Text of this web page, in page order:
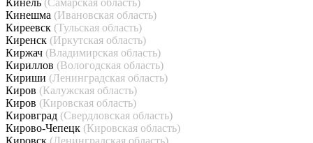
Кинель (Самарская область)
Кинешма (Ивановская область)
Киреевск (Тульская область)
Киренск (Иркутская область)
Киржач (Владимирская область)
Кириллов (Вологодская область)
Кириши (Ленинградская область)
Киров (Калужская область)
Киров (Кировская область)
Кировград (Свердловская область)
Кирово-Чепецк (Кировская область)